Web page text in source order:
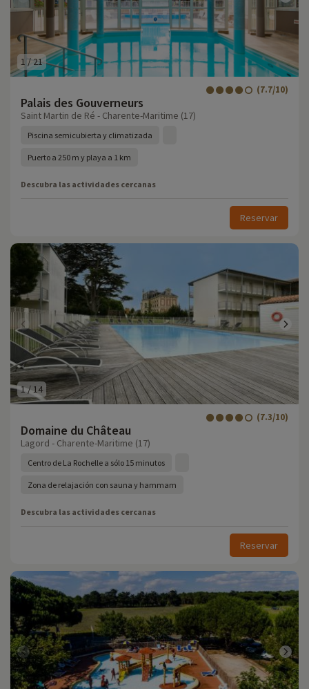
1 / 21
Palais des Gouverneurs
(7.7/10)
Saint Martin de Ré - Charente-Maritime (17)
Piscina semicubierta y climatizada
Puerto a 250 m y playa a 1 km
Descubra las actividades cercanas
Reservar
1/14
Domaine du Château
(7.3/10)
Lagord - Charente-Maritime (17)
Centro de La Rochelle a sólo 15 minutos
Zona de relajación con sauna y hammam
Descubra las actividades cercanas
Reservar